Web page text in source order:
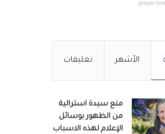
prayer-
الأشهر تعليقات
منع سيدة استرالية
من الظهور بوسائل
الإعلام لهذه الاسباب